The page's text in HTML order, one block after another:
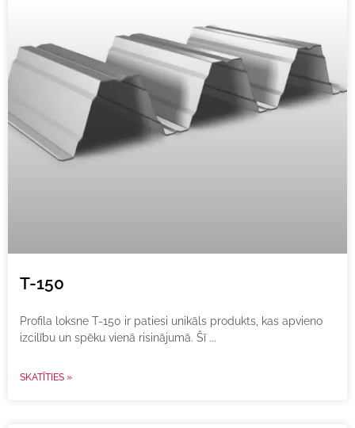
T-150
Profila loksne T-150 ir patiesi unikāls produkts, kas apvieno
izcilību un spēku vienā risinājumā. Šī
SKATĪTIES »